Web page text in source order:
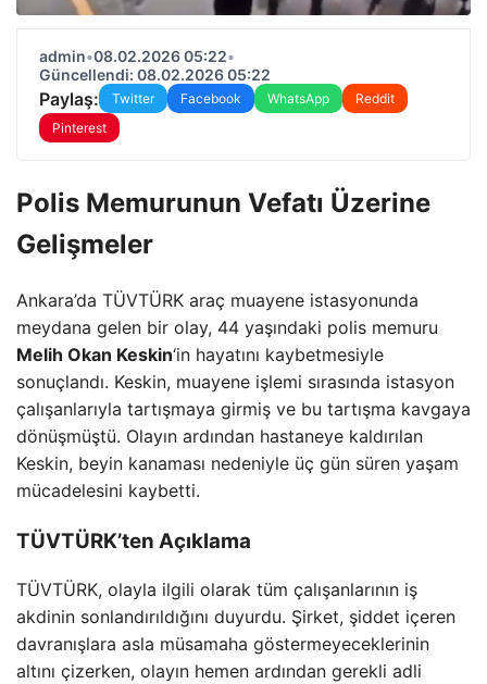
admin•08.02.2026 05:22•
Güncellendi: 08.02.2026 05:22
Paylaş: Twitter Facebook WhatsApp
Reddit
Pinterest
Polis Memurunun Vefatı Üzerine
Gelişmeler
Ankara’da TÜVTÜRK araç muayene istasyonunda
meydana gelen bir olay, 44 yaşındaki polis memuru
Melih Okan Keskin‘in hayatını kaybetmesiyle
sonuçlandı. Keskin, muayene işlemi sırasında istasyon
çalışanlarıyla tartışmaya girmiş ve bu tartışma kavgaya
dönüşmüştü. Olayın ardından hastaneye kaldırılan
Keskin, beyin kanaması nedeniyle üç gün süren yaşam
mücadelesini kaybetti.
TÜVTÜRK’ten Açıklama
TÜVTÜRK, olayla ilgili olarak tüm çalışanlarının iş
akdinin sonlandırıldığını duyurdu. Şirket, şiddet içeren
davranışlara asla müsamaha göstermeyeceklerinin
altını çizerken, olayın hemen ardından gerekli adli